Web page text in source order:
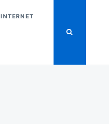
INTERNET